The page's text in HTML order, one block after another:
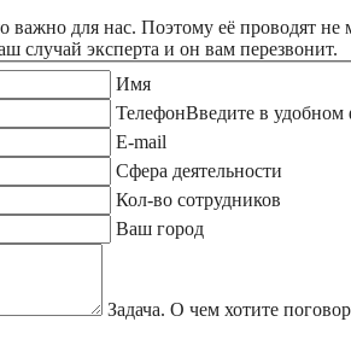
важно для нас. Поэтому её проводят
случай эксперта и он вам перезвонит.
Имя
ТелефонВведите в удобном
E-mail
Сфера деятельности
Кол-во сотрудников
Ваш город
Задача. О чем хотите